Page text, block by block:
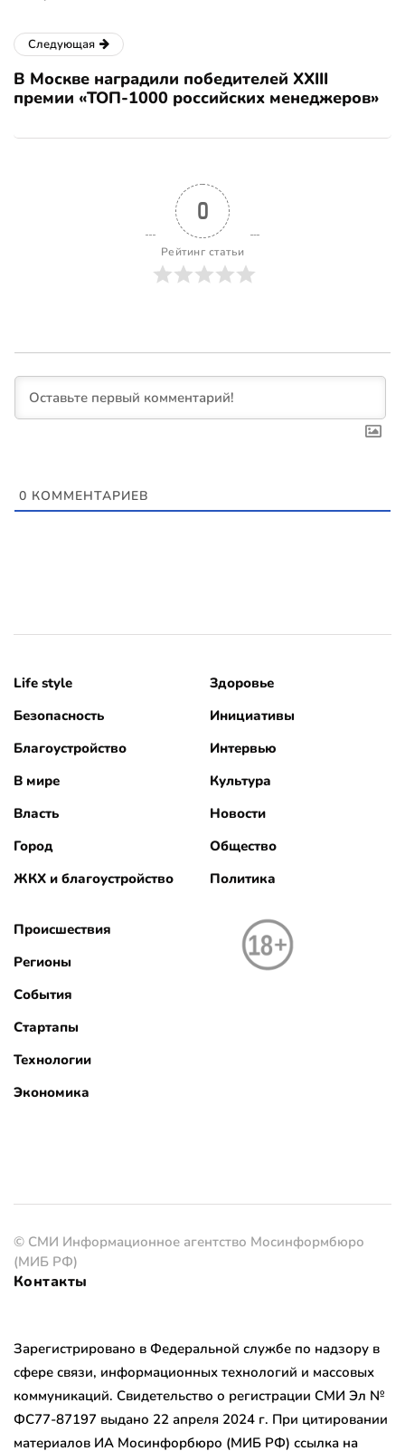
Следующая
В Москве наградили победителей XXIII
премии «ТОП-1000 российских менеджеров»
0
Рейтинг статьи
0 КОММЕНТАРИЕВ
Life style
Безопасность
Благоустройство
В мире
Власть
Город
ЖКХ и благоустройство
Здоровье
Инициативы
Интервью
Культура
Новости
Общество
Политика
Происшествия
Регионы
События
Стартапы
Технологии
Экономика
© СМИ Информационное агентство Мосинформбюро
(МИБ РФ)
Контакты
Зарегистрировано в Федеральной службе по надзору в
сфере связи, информационных технологий и массовых
коммуникаций. Свидетельство о регистрации СМИ Эл №
ФС77-87197 выдано 22 апреля 2024 г. При цитировании
материалов ИА Мосинфорбюро (МИБ РФ) ссылка на